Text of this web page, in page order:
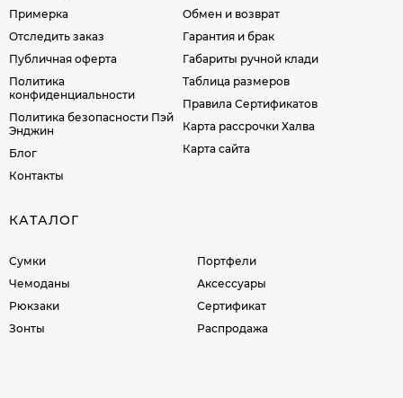
Примерка
Отследить заказ
Публичная оферта
Политика
конфиденциальности
Политика безопасности Пэй
Энджин
Блог
Контакты
Обмен и возврат
Гарантия и брак
Габариты ручной клади
Таблица размеров
Правила Сертификатов
Карта рассрочки Халва
Карта сайта
КАТАЛОГ
Сумки
Чемоданы
Рюкзаки
Зонты
Портфели
Аксессуары
Сертификат
Распродажа